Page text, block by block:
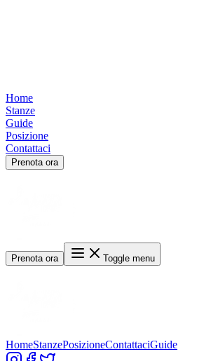
Home
Stanze
Guide
Posizione
Contattaci
Prenota ora
Prenota ora Toggle menu
HomeStanzePosizioneContattaciGuide